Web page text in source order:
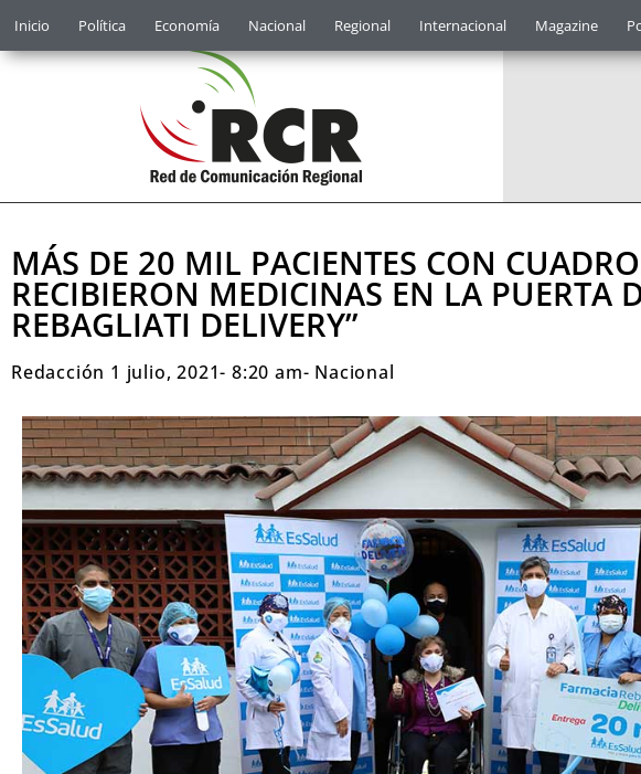
Inicio Política Economía Nacional Regional Internacional Magazine
MÁS DE 20 MIL PACIENTES CON
RECIBIERON MEDICINAS EN LA PUERTA
REBAGLIATI DELIVERY”
Redacción 1 julio, 2021- 8:20 am- Nacional